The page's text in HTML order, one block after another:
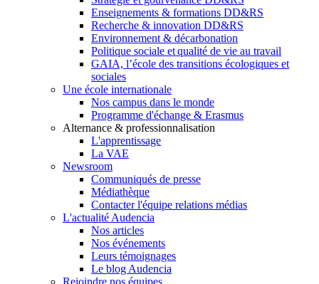
Enseignements & formations DD&RS
Recherche & innovation DD&RS
Environnement & décarbonation
Politique sociale et qualité de vie au travail
GAIA, l’école des transitions écologiques et
sociales
Une école internationale
Nos campus dans le monde
Programme d'échange & Erasmus
Alternance & professionnalisation
L'apprentissage
La VAE
Newsroom
Communiqués de presse
Médiathèque
Contacter l'équipe relations médias
L'actualité Audencia
Nos articles
Nos événements
Leurs témoignages
Le blog Audencia
Rejoindre nos équipes